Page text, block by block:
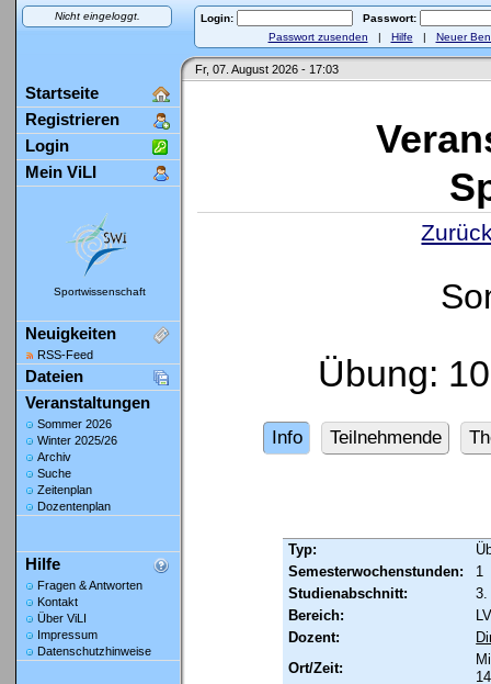
Nicht eingeloggt. Login:
Passwort:
Passwort zusenden | Hilfe | Neuer
Fr, 07. August 2026 - 17:03
Startseite
Registrieren
Login
Mein ViLI
Sportwissenschaft
Neuigkeiten
RSS-Feed
Dateien
Veranstaltungen
Sommer 2026
Winter 2025/26
Archiv
Suche
Zeitenplan
Dozentenplan
Hilfe
Fragen & Antworten
Kontakt
Über ViLI
Impressum
Datenschutzhinweise
Übung:
Info Teilnehmende
Typ:
Semesterwochenstunden:
1
Studienabschnitt:
3.
Bereich:
Dozent:
Ort/Zeit: